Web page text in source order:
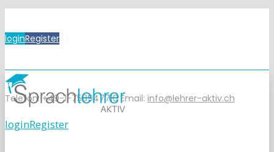
loginRegister
Telefon: +49-1-758947710 Email: info@lehrer-aktiv.ch
loginRegister